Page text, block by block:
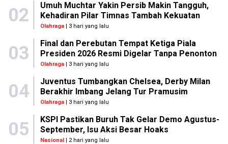
02
Umuh Muchtar Yakin Persib Makin Tangguh,
Kehadiran Pilar Timnas Tambah Kekuatan
Olahraga| 3 hari yang lalu
03
Final dan Perebutan Tempat Ketiga Piala
Presiden 2026 Resmi Digelar Tanpa Penonton
Olahraga| 3 hari yang lalu
04
Juventus Tumbangkan Chelsea, Derby Milan
Berakhir Imbang Jelang Tur Pramusim
Olahraga| 3 hari yang lalu
05
KSPI Pastikan Buruh Tak Gelar Demo Agustus-
September, Isu Aksi Besar Hoaks
Nasional| 2 hari yang lalu